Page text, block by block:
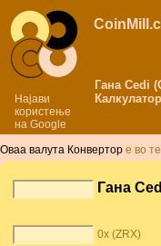
Најави
користење
на Google
Гана Cedi
Калкулатор
Оваа валута Конвертор е во
Гана
0x (ZRX)